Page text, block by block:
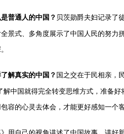
普通人的中国？ 贝茨勋爵夫妇记录了
景式、多角度展示了中国人民的努
解真实的中国？ 国之交在于民相亲，
解中国就得完全转变思维方式，准备
容的心灵去体会，才能更好感知一